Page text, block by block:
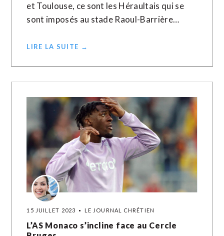
et Toulouse, ce sont les Héraultais qui se
sont imposés au stade Raoul-Barrière…
LIRE LA SUITE →
15 JUILLET 2023 LE JOURNAL CHRÉTIEN
L’AS Monaco s’incline face au Cercle